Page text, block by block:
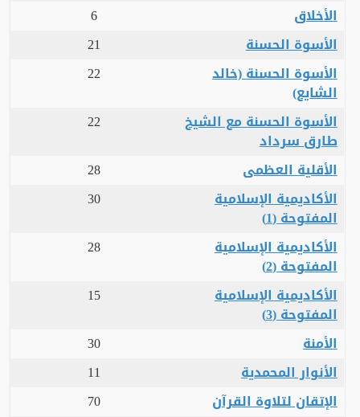
الأخلاق
6
الأسوة الحسنة
21
الأسوة الحسنة (خالد
الشايع)
22
الأسوة الحسنة مع الشيخ
طارق سرداد
22
الأقلية العظمى
28
الأكاديمية الإسلامية
المفتوحة (1)
30
الأكاديمية الإسلامية
المفتوحة (2)
28
الأكاديمية الإسلامية
المفتوحة (3)
15
الأمنة
30
الأنوار المحمدية
11
الإتقان لتلاوة القرآن
70